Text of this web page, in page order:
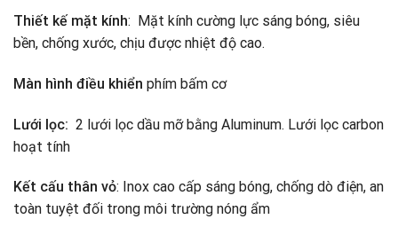
Thiết kế mặt kính: Mặt kính cường lực sáng bóng, siêu
bền, chống xước, chịu được nhiệt độ cao.
Màn hình điều khiển phím bấm cơ
Lưới lọc: 2 lưới lọc dầu mỡ bằng Aluminum. Lưới lọc carbon
hoạt tính
Kết cấu thân vỏ: Inox cao cấp sáng bóng, chống dò điện, an
toàn tuyệt đối trong môi trường nóng ẩm